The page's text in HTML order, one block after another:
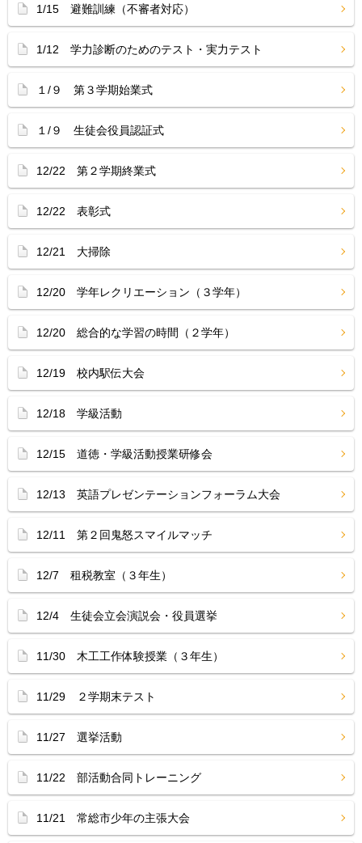
1/15 避難訓練（不審者対応）
1/12 学力診断のためのテスト・実力テスト
１/９ 第３学期始業式
１/９ 生徒会役員認証式
12/22 第２学期終業式
12/22 表彰式
12/21 大掃除
12/20 学年レクリエーション（３学年）
12/20 総合的な学習の時間（２学年）
12/19 校内駅伝大会
12/18 学級活動
12/15 道徳・学級活動授業研修会
12/13 英語プレゼンテーションフォーラム大会
12/11 第２回鬼怒スマイルマッチ
12/7 租税教室（３年生）
12/4 生徒会立会演説会・役員選挙
11/30 木工工作体験授業（３年生）
11/29 ２学期末テスト
11/27 選挙活動
11/22 部活動合同トレーニング
11/21 常総市少年の主張大会